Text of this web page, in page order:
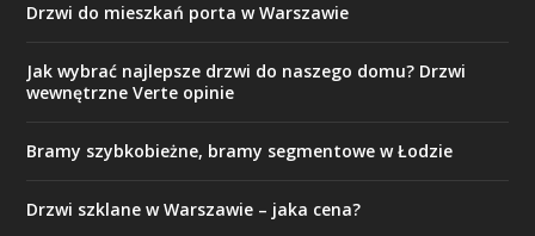
Drzwi do mieszkań porta w Warszawie
Jak wybrać najlepsze drzwi do naszego domu? Drzwi
wewnętrzne Verte opinie
Bramy szybkobieżne, bramy segmentowe w Łodzie
Drzwi szklane w Warszawie – jaka cena?